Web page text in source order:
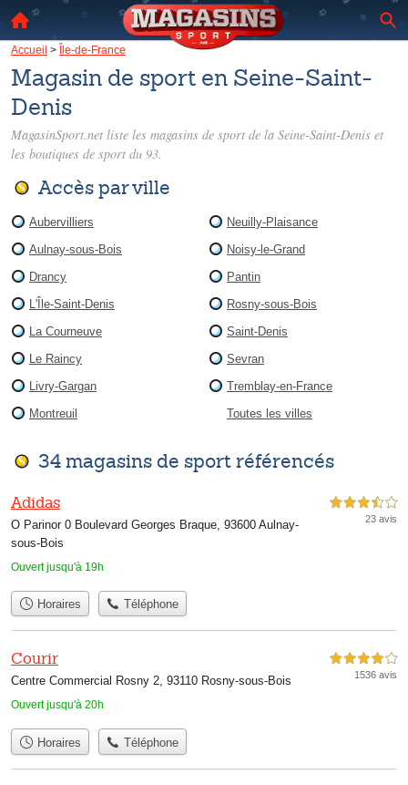
Accueil > Île-de-France
Magasin de sport en Seine-Saint-
Denis
MagasinSport.net liste les magasins de sport de la Seine-Saint-Denis et
les boutiques de sport du 93.
Accès par ville
Aubervilliers
Aulnay-sous-Bois
Drancy
L'Île-Saint-Denis
La Courneuve
Le Raincy
Livry-Gargan
Montreuil
Neuilly-Plaisance
Noisy-le-Grand
Pantin
Rosny-sous-Bois
Saint-Denis
Sevran
Tremblay-en-France
Toutes les villes
34 magasins de sport référencés
Adidas
O Parinor 0 Boulevard Georges Braque, 93600 Aulnay-
sous-Bois
Ouvert jusqu'à 19h
3,5 étoiles sur 5
23 avis
Horaires Téléphone
Courir
Centre Commercial Rosny 2, 93110 Rosny-sous-Bois
Ouvert jusqu'à 20h
4,0 étoiles sur 5
1536 avis
Horaires Téléphone